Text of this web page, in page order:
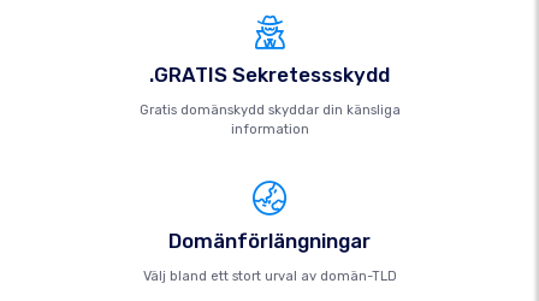
.GRATIS Sekretessskydd
Gratis domänskydd skyddar din känsliga
information
Domänförlängningar
Välj bland ett stort urval av domän-TLD